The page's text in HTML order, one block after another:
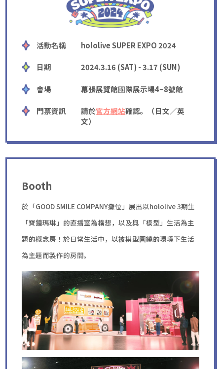
活動名稱 hololive SUPER EXPO 2024
日期 2024.3.16 (SAT) - 3.17 (SUN)
會場 幕張展覽館國際展示場4~8號館
門票資訊 請於官方網站確認。（日文／英
文）
Booth
於「GOOD SMILE COMPANY攤位」展出以hololive 3期生
「寶鐘瑪琳」的直播室為構想，以及與「模型」生活為主
題的概念房！於日常生活中，以被模型圍繞的環境下生活
為主題而製作的房間。